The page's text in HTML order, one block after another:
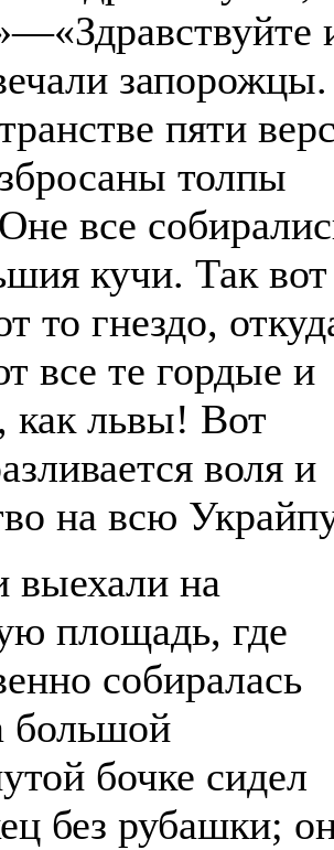
запорожцы.
пяти
толпы
все
кучи. Так вот
то гнездо,
все те гордые и
как львы! Вот
воля и
на всю
выехали на
площадь, где
собиралась
большой
бочке сидел
без рубашки;